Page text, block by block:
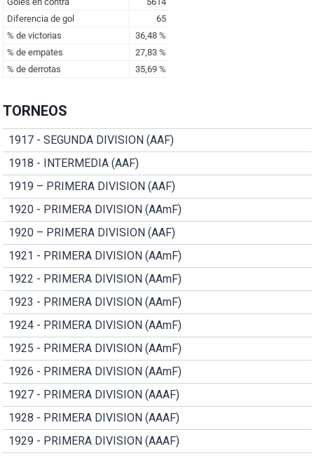
TORNEOS
1917 - SEGUNDA DIVISION (AAF)
1918 - INTERMEDIA (AAF)
1919 – PRIMERA DIVISION (AAF)
1920 - PRIMERA DIVISION (AAmF)
1920 – PRIMERA DIVISION (AAF)
1921 - PRIMERA DIVISION (AAmF)
1922 - PRIMERA DIVISION (AAmF)
1923 - PRIMERA DIVISION (AAmF)
1924 - PRIMERA DIVISION (AAmF)
1925 - PRIMERA DIVISION (AAmF)
1926 - PRIMERA DIVISION (AAmF)
1927 - PRIMERA DIVISION (AAAF)
1928 - PRIMERA DIVISION (AAAF)
1929 - PRIMERA DIVISION (AAAF)